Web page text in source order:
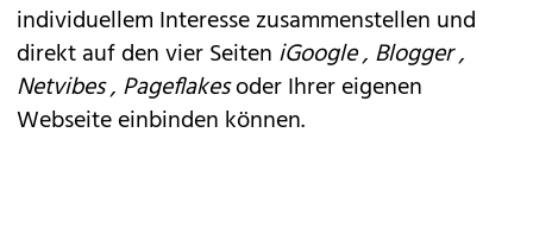
individuellem Interesse zusammenstellen und
direkt auf den vier Seiten iGoogle , Blogger ,
Netvibes , Pageflakesoder Ihrer eigenen
Webseite einbinden können.